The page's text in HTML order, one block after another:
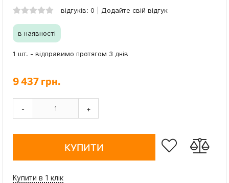
відгуків: 0 Додайте свій відгук
в наявності
1 шт. - відправимо протягом 3 днів
9 437 грн.
- +
КУПИТИ
Купити в 1 клік